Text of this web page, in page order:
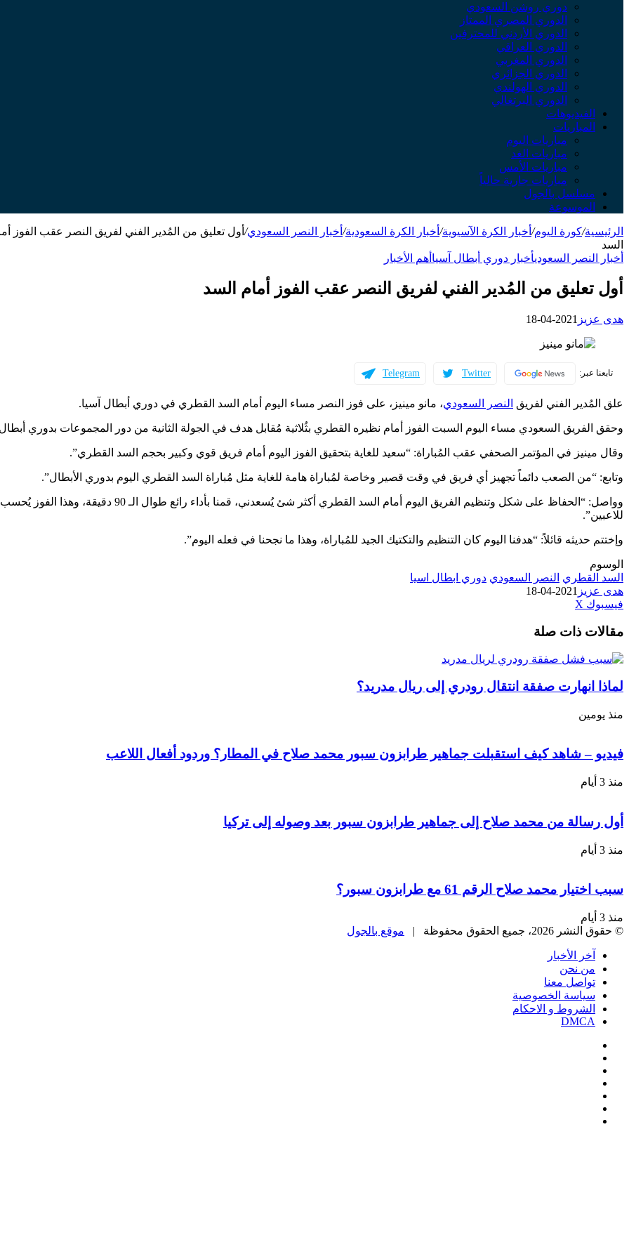
دوري روشن السعودي
الدوري المصري الممتاز
الدوري الأردني للمحترفين
الدوري العراقي
الدوري المغربي
الدوري الجزائري
الدوري الهولندي
الدوري البرتغالي
الفيديوهات
المباريات
مباريات اليوم
مباريات الغد
مباريات الأمس
مباريات جارية حالياً
مسلسل بالجول
الموسوعة
الرئيسية/كورة اليوم/ أخبار الكرة الآسيوية/ أخبار الكرة السعودية/ أخبار النصر السعودي/ أول تعليق من المُدير الفني لفريق النصر عقب الفوز
السد
أخبار النصر السعوديأخبار دوري أبطال آسيا أهم الأخبار
أول تعليق من المُدير الفني لفريق النصر عقب الفوز أمام السد
هدى عزيز 2021-04-18
تابعنا عبر: Twitter
Telegram
علق المُدير الفني لفريق النصر السعودي، مانو مينيز، على فوز النصر مساء اليوم أمام السد القطري في دوري أبطال آسيا.
وحقق الفريق السعودي مساء اليوم السبت الفوز أمام نظيره القطري بثُلاثية مُقابل هدف في الجولة الثانية من دور المجموعات بدوري
وقال مينيز في المؤتمر الصحفي عقب المُباراة: “سعيد للغاية بتحقيق الفوز اليوم أمام فريق قوي وكبير بحجم السد القطري”.
وتابع: “من الصعب دائماً تجهيز أي فريق في وقت قصير وخاصة لمُباراة هامة للغاية مثل مُباراة السد القطري اليوم بدوري الأبطال”.
وواصل: “الحفاظ على شكل وتنظيم الفريق اليوم أمام السد القطري أكثر شئ يُسعدني، قمنا بأداء رائع طوال الـ 90 دقيقة، وهذا الفوز يُحسب
للاعبين”.
وإختتم حديثه قائلاً: “هدفنا اليوم كان التنظيم والتكتيك الجيد للمُباراة، وهذا ما نجحنا في فعله اليوم”.
الوسوم
السد القطري النصر السعودي دوري ابطال اسيا
هدى عزيز 2021-04-18
فيسبوك ‫X
البريد
مقالات ذات صلة
لماذا انهارت صفقة انتقال رودري إلى ريال مدريد؟
منذ يومين
فيديو – شاهد كيف استقبلت جماهير طرابزون سبور محمد صلاح في المطار؟ وردود أفعال اللاعب
منذ 3 أيام
أول رسالة من محمد صلاح إلى جماهير طرابزون سبور بعد وصوله إلى تركيا
منذ 3 أيام
سبب اختيار محمد صلاح الرقم 61 مع طرابزون سبور؟
منذ 3 أيام
© حقوق النشر 2026، جميع الحقوق محفوظة |
موقع بالجول
آخر الأخبار
من نحن
تواصل معنا
سياسة الخصوصية
الشروط و الاحكام
DMCA